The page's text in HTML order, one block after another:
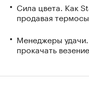
Сила цвета. Как
продавая
Менеджеры
прокачать везение